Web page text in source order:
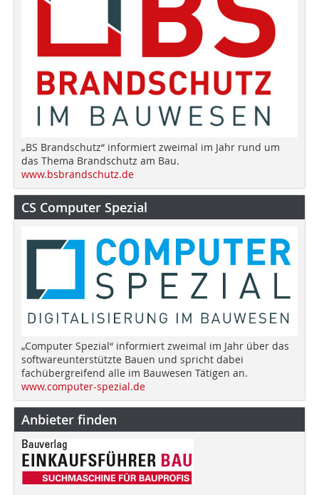
„BS Brandschutz“ informiert zweimal im Jahr rund um
das Thema Brandschutz am Bau.
www.bsbrandschutz.de
CS Computer Spezial
„Computer Spezial“ informiert zweimal im Jahr über das
softwareunterstützte Bauen und spricht dabei
fachübergreifend alle im Bauwesen Tätigen an.
www.computer-spezial.de
Anbieter finden